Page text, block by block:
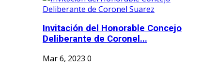
Invitación del Honorable Concejo
Deliberante de Coronel...
Mar 6, 2023 0